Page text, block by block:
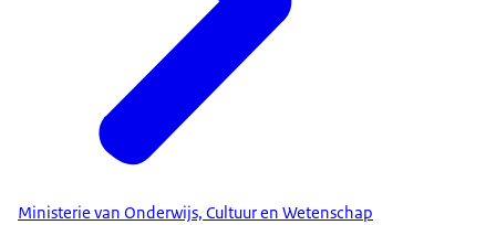
Ministerie van Onderwijs, Cultuur en Wetenschap